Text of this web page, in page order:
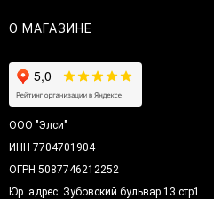
О МАГАЗИНЕ
ООО "Элси"
ИНН 7704701904
ОГРН 5087746212252
Юр. адрес: Зубовский бульвар 13 стр1